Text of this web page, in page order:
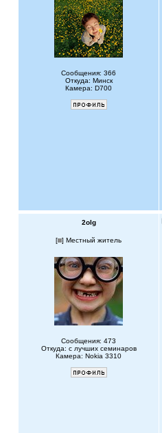
Сообщения: 366
Откуда: Минск
Камера: D700
2olg
[ ] Местный житель
Сообщения: 473
Откуда: с лучших семинаров
Камера: Nokia 3310